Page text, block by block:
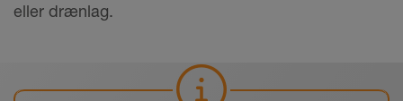
eller drænlag.